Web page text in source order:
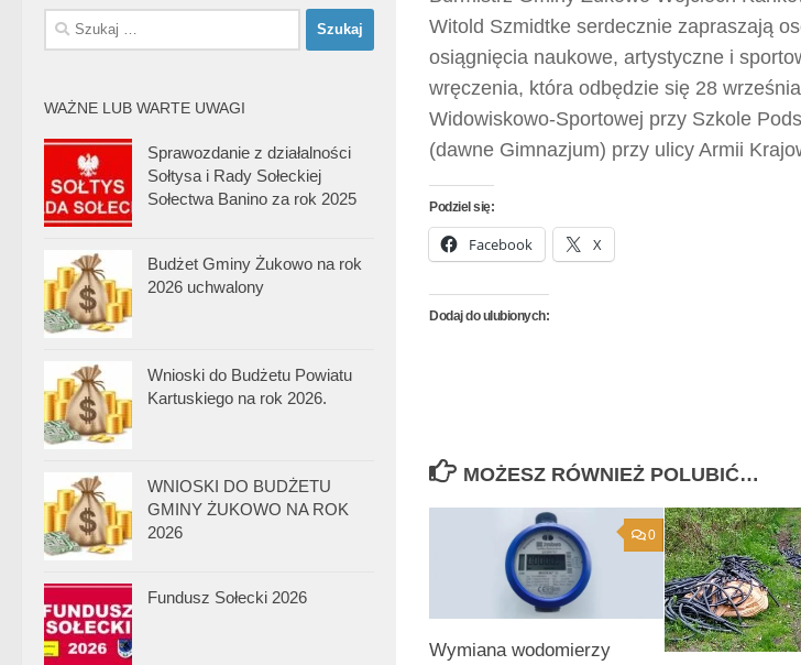
Witold Szmidtke serdecznie zapraszają
osiągnięcia naukowe, artystyczne i
wręczenia, która odbędzie się 28
Widowiskowo-Sportowej przy Szkole
(dawne Gimnazjum) przy ulicy Armii
Podziel się:
Facebook X
Dodaj do ulubionych:
MOŻESZ RÓWNIEŻ POLUBIĆ…
0
Wymiana wodomierzy
Szukaj:
WAŻNE LUB WARTE UWAGI
Sprawozdanie z działalności
Sołtysa i Rady Sołeckiej
Sołectwa Banino za rok 2025
Budżet Gminy Żukowo na rok
2026 uchwalony
Wnioski do Budżetu Powiatu
Kartuskiego na rok 2026.
WNIOSKI DO BUDŻETU
GMINY ŻUKOWO NA ROK
2026
Fundusz Sołecki 2026